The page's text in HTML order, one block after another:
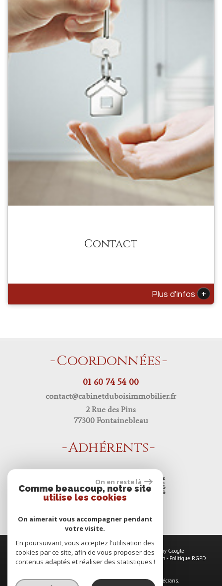
Contact
Plus d'infos +
Coordonnées
01 60 74 54 00
contact@cabinetduboisimmobilier.fr
2 Rue des Pins
77300 Fontainebleau
Adhérents
© 2026 | Tous droits réservés | Traduction powered by Google
Plan du site
Mentions légales - Nos honoraires - Liens Admin - Politique RGPD
un seul site adaptable à tous les types d'écrans.
On en reste là
Comme beaucoup, notre site
utilise les cookies
On aimerait vous accompagner pendant
votre visite.
En poursuivant, vous acceptez l'utilisation des
cookies par ce site, afin de vous proposer des
contenus adaptés et réaliser des statistiques !